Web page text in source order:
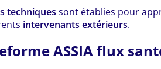
techniques sont établies pour
intervenants extérieurs.
ASSIA flux